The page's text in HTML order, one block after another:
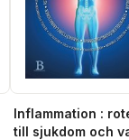
Inflammation :
till sjukdom och